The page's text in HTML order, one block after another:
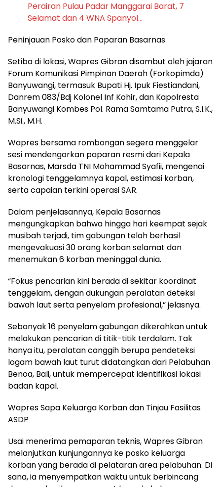
Perairan Pulau Padar Manggarai Barat, 7
Selamat dan 4 WNA Spanyol…
Peninjauan Posko dan Paparan Basarnas
Setiba di lokasi, Wapres Gibran disambut oleh jajaran
Forum Komunikasi Pimpinan Daerah (Forkopimda)
Banyuwangi, termasuk Bupati Hj. Ipuk Fiestiandani,
Danrem 083/Bdj Kolonel Inf Kohir, dan Kapolresta
Banyuwangi Kombes Pol. Rama Samtama Putra, S.I.K.,
M.Si., M.H.
Wapres bersama rombongan segera menggelar
sesi mendengarkan paparan resmi dari Kepala
Basarnas, Marsda TNI Mohammad Syafii, mengenai
kronologi tenggelamnya kapal, estimasi korban,
serta capaian terkini operasi SAR.
Dalam penjelasannya, Kepala Basarnas
mengungkapkan bahwa hingga hari keempat sejak
musibah terjadi, tim gabungan telah berhasil
mengevakuasi 30 orang korban selamat dan
menemukan 6 korban meninggal dunia.
“Fokus pencarian kini berada di sekitar koordinat
tenggelam, dengan dukungan peralatan deteksi
bawah laut serta penyelam profesional,” jelasnya.
Sebanyak 16 penyelam gabungan dikerahkan untuk
melakukan pencarian di titik-titik terdalam. Tak
hanya itu, peralatan canggih berupa pendeteksi
logam bawah laut turut didatangkan dari Pelabuhan
Benoa, Bali, untuk mempercepat identifikasi lokasi
badan kapal.
Wapres Sapa Keluarga Korban dan Tinjau Fasilitas
ASDP
Usai menerima pemaparan teknis, Wapres Gibran
melanjutkan kunjungannya ke posko keluarga
korban yang berada di pelataran area pelabuhan. Di
sana, ia menyempatkan waktu untuk berbincang